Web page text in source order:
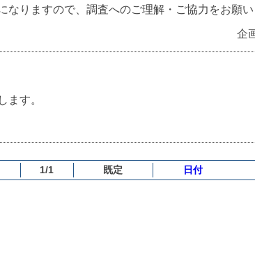
なりますので、調査へのご理解・ご協力をお願い
企
ます。
1/1 既定 日付